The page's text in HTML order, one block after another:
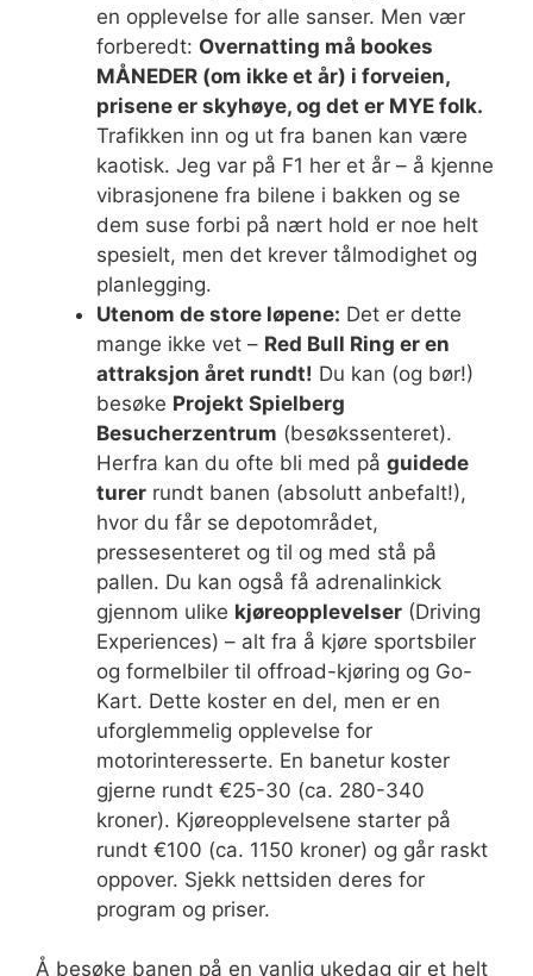
en opplevelse for alle sanser. Men vær
forberedt: Overnatting må bookes
MÅNEDER (om ikke et år) i forveien,
prisene er skyhøye, og det er MYE folk.
Trafikken inn og ut fra banen kan være
kaotisk. Jeg var på F1 her et år – å kjenne
vibrasjonene fra bilene i bakken og se
dem suse forbi på nært hold er noe helt
spesielt, men det krever tålmodighet og
planlegging.
Utenom de store løpene: Det er dette
mange ikke vet – Red Bull Ring er en
attraksjon året rundt! Du kan (og bør!)
besøke Projekt Spielberg
Besucherzentrum (besøkssenteret).
Herfra kan du ofte bli med på guidede
turer rundt banen (absolutt anbefalt!),
hvor du får se depotområdet,
pressesenteret og til og med stå på
pallen. Du kan også få adrenalinkick
gjennom ulike kjøreopplevelser (Driving
Experiences) – alt fra å kjøre sportsbiler
og formelbiler til offroad-kjøring og Go-
Kart. Dette koster en del, men er en
uforglemmelig opplevelse for
motorinteresserte. En banetur koster
gjerne rundt €25-30 (ca. 280-340
kroner). Kjøreopplevelsene starter på
rundt €100 (ca. 1150 kroner) og går raskt
oppover. Sjekk nettsiden deres for
program og priser.
Å besøke banen på en vanlig ukedag gir et helt